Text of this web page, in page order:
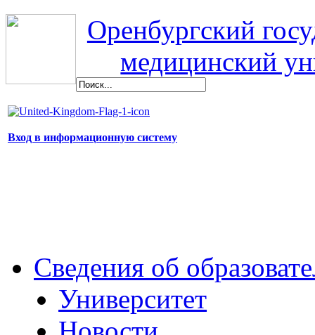
Оренбургский
медицинский
Вход в информационную систему
Сведения об
Университет